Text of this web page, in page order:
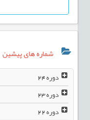
شماره های پیشین
دوره24
دوره23
دوره22